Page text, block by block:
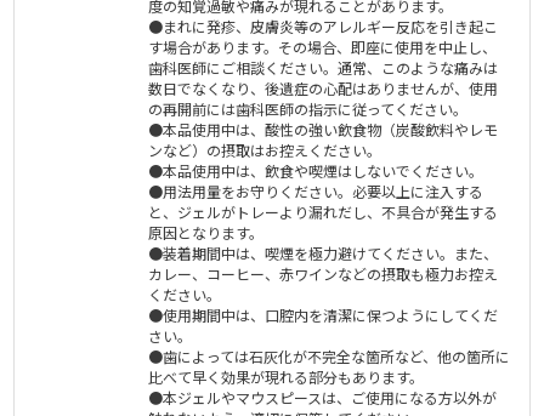
度の知覚過敏や痛みが現れることがあります。
●まれに発疹、皮膚炎等のアレルギー反応を引き起こ
す場合があります。その場合、即座に使用を中止し、
歯科医師にご相談ください。通常、このような痛みは
数日でなくなり、後遺症の心配はありませんが、使用
の再開前には歯科医師の指示に従ってください。
●本品使用中は、酸性の強い飲食物（炭酸飲料やレモ
ンなど）の摂取はお控えください。
●本品使用中は、飲食や喫煙はしないでください。
●用法用量をお守りください。必要以上に注入する
と、ジェルがトレーより漏れだし、不具合が発生する
原因となります。
●装着期間中は、喫煙を極力避けてください。また、
カレー、コーヒー、赤ワインなどの摂取も極力お控え
ください。
●使用期間中は、口腔内を清潔に保つようにしてくだ
さい。
●歯によっては石灰化が不完全な箇所など、他の箇所に
比べて早く効果が現れる部分もあります。
●本ジェルやマウスピースは、ご使用になる方以外が